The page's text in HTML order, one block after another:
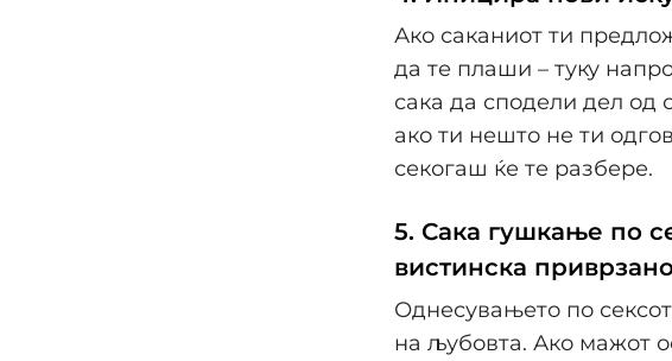
Ако саканиот ти
да те плаши – туку
сака да сподели дел од
ако ти нешто не ти
секогаш ќе те разбере.
5. Сака гушкање по
вистинска
Однесувањето по
на љубовта. Ако мажот